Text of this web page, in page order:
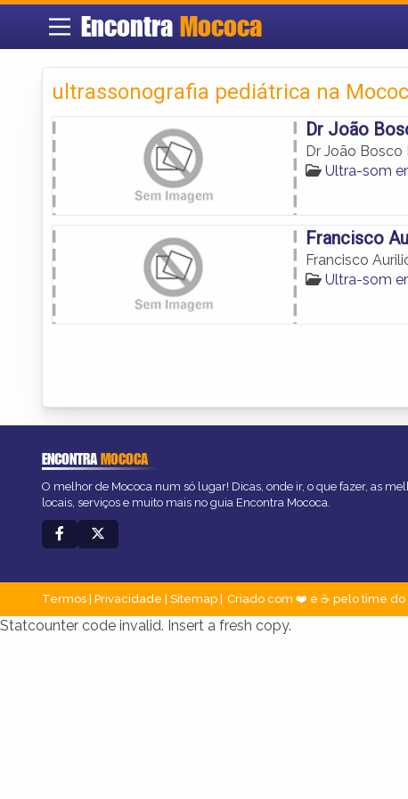
Encontra Mococa
ultrassonografia pediátrica na
Dr João
Dr João
Ultra-som
Francisco
Francisco
Ultra-som
ENCONTRAMOCOCA
O melhor de Mococa num só lugar! Dicas, onde ir, o que fazer, as
locais, serviços e muito mais no guia Encontra Mococa.
Termos Privacidade Sitemap Criado com ❤️ e ☕ pelo time do
Statcounter code invalid. Insert a fresh copy.